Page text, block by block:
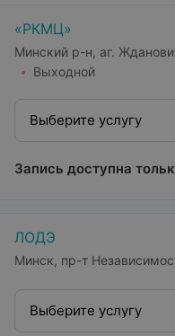
«РКМЦ»
Минский р-н, аг.
Выходной
Выберите услугу
Запись доступна
ЛОДЭ
Минск, пр-т
Выберите услугу